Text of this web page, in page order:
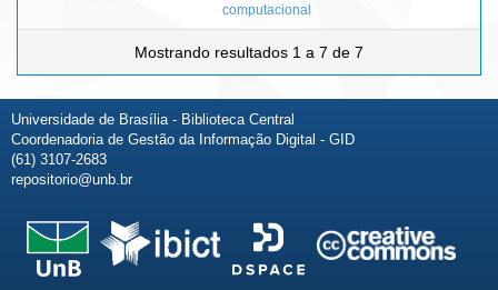
computacional
Mostrando resultados 1 a 7 de 7
Universidade de Brasília - Biblioteca Central
Coordenadoria de Gestão da Informação Digital - GID
(61) 3107-2683
repositorio@unb.br